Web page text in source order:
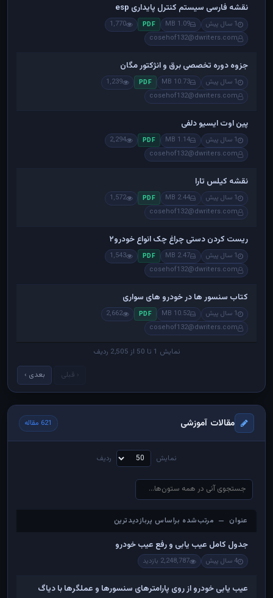
نقشه فارسی سیستم کنترل پایداری esp
1 سال پیش 1.09 MB
PDF
1,770
cosehof132@dwriters.com
جزوه دوره تخصصی برق و انژکتور مگان
1 سال پیش 10.73 MB
PDF
1,239
cosehof132@dwriters.com
پین اوت ایسیو دلفی
1 سال پیش 1.14 MB
PDF
2,294
cosehof132@dwriters.com
نقشه کیلس تارا
1 سال پیش 2.44 MB
PDF
1,572
cosehof132@dwriters.com
ریست کردن دستی چراغ چک انواع خودرو۲
1 سال پیش 2.47 MB
PDF
1,543
cosehof132@dwriters.com
کتاب سنسور ها در خودرو های سواری
1 سال پیش 10.52 MB
PDF
2,662
cosehof132@dwriters.com
نمایش 1 تا 50 از 2,505 ردیف
‹ قبلی بعدی ›
مقالات آموزشی 621 مقاله
نمایش ردیف
عنوان — مرتب‌شده براساس پربازدیدترین
جدول کامل عیب یابی و رفع عیب خودرو
4 سال پیش 2,248,787 بازدید
عیب یابی خودرو از روی پارامترهای سنسورها و عملگرها با دیاگ